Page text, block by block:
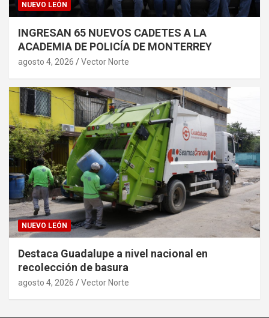
NUEVO LEÓN
INGRESAN 65 NUEVOS CADETES A LA
ACADEMIA DE POLICÍA DE MONTERREY
agosto 4, 2026 Vector Norte
NUEVO LEÓN
Destaca Guadalupe a nivel nacional en
recolección de basura
agosto 4, 2026 Vector Norte